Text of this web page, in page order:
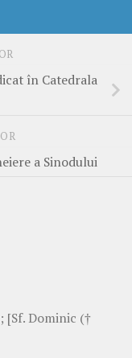
în Catedrala
a Sinodului
[Sf. Dominic (†